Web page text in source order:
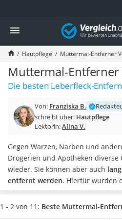
Die beliebtesten Vergleiche nach
Drogerie
Inhalator
Haarschneider
Rollator
Braun Rasierer
Katzenklappe (Chip)
Masturbator
Massagepistole
Reisehaartrockner
Eiweißpulver
Magnesiumpräparat
Katzenklappe
Nackenmassagegerät
Zeckenschutz Katze
Vergleich
Hautpflege Muttermal-Entferner
Muttermal-Entferner
Die besten Leberfleck-
Von: Franziska B.
schreibt über: Hautpflege
Lektorin:Alina V.
Gegen Warzen, Narben und
Drogerien und Apotheken diverse
wieder. Sie können aber auch
entfernt werden. Hierfür wurden
Entferner entwickelt, mit welchen
Internet Ihre Hautprobleme
1 - 2 von 11: Beste Muttermal-